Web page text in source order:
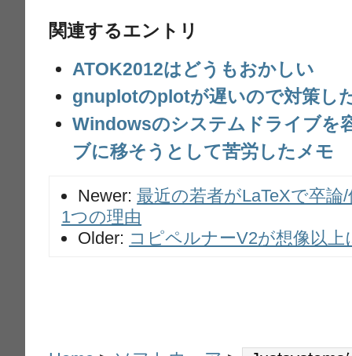
関連するエントリ
ATOK2012はどうもおかしい
gnuplotのplotが遅いので対策し
Windowsのシステムドライブを
ブに移そうとして苦労したメモ
Newer:最近の若者がLaTeXで卒
1つの理由
Older: コピペルナーV2が想像以